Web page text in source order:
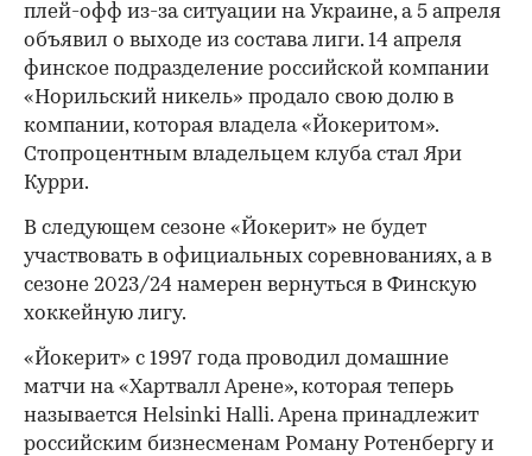
плей-офф из-за ситуации на Украине, а 5 апреля
объявил о выходе из состава лиги. 14 апреля
финское подразделение российской компании
«Норильский никель» продало свою долю в
компании, которая владела «Йокеритом».
Стопроцентным владельцем клуба стал Яри
Курри.
В следующем сезоне «Йокерит» не будет
участвовать в официальных соревнованиях, а в
сезоне 2023/24 намерен вернуться в Финскую
хоккейную лигу.
«Йокерит» с 1997 года проводил домашние
матчи на «Хартвалл Арене», которая теперь
называется Helsinki Halli. Арена принадлежит
российским бизнесменам Роману Ротенбергу и